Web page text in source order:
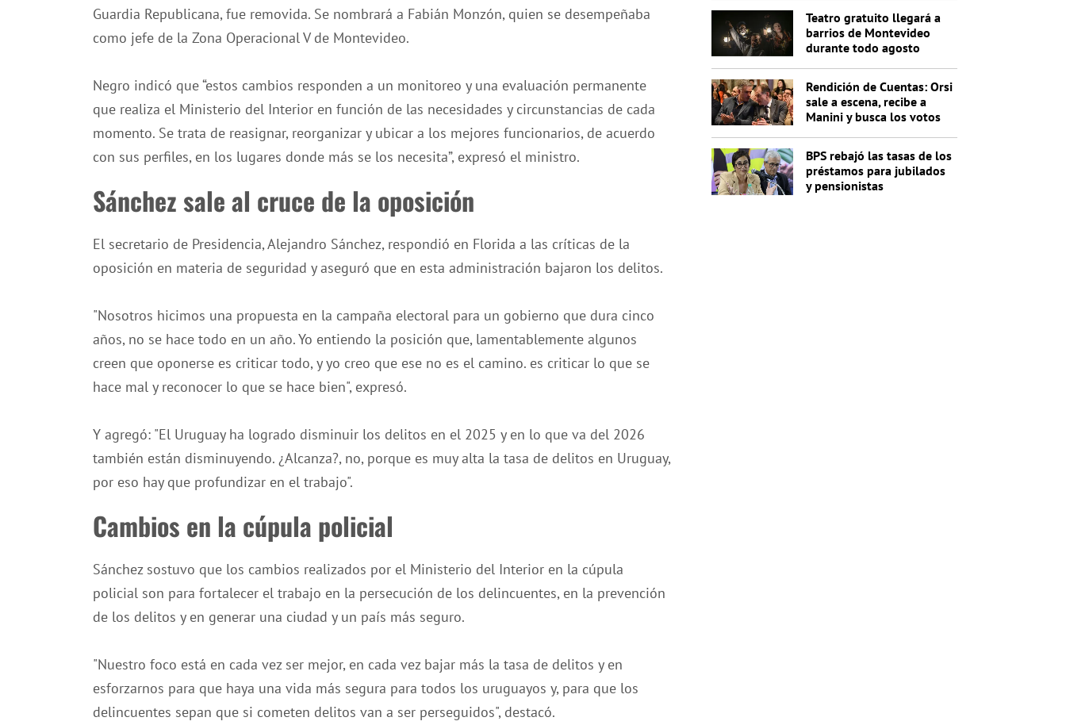
Guardia Republicana, fue removida. Se nombrará a Fabián Monzón, quien se desempeñaba
como jefe de la Zona Operacional V de Montevideo.
Negro indicó que “estos cambios responden a un monitoreo y una evaluación permanente
que realiza el Ministerio del Interior en función de las necesidades y circunstancias de cada
momento. Se trata de reasignar, reorganizar y ubicar a los mejores funcionarios, de acuerdo
con sus perfiles, en los lugares donde más se los necesita”, expresó el ministro.
Sánchez sale al cruce de la oposición
El secretario de Presidencia, Alejandro Sánchez, respondió en Florida a las críticas de la
oposición en materia de seguridad y aseguró que en esta administración bajaron los delitos.
"Nosotros hicimos una propuesta en la campaña electoral para un gobierno que dura cinco
años, no se hace todo en un año. Yo entiendo la posición que, lamentablemente algunos
creen que oponerse es criticar todo, y yo creo que ese no es el camino. es criticar lo que se
hace mal y reconocer lo que se hace bien", expresó.
Y agregó: "El Uruguay ha logrado disminuir los delitos en el 2025 y en lo que va del 2026
también están disminuyendo. ¿Alcanza?, no, porque es muy alta la tasa de delitos en Uruguay,
por eso hay que profundizar en el trabajo".
Cambios en la cúpula policial
Sánchez sostuvo que los cambios realizados por el Ministerio del Interior en la cúpula
policial son para fortalecer el trabajo en la persecución de los delincuentes, en la prevención
de los delitos y en generar una ciudad y un país más seguro.
"Nuestro foco está en cada vez ser mejor, en cada vez bajar más la tasa de delitos y en
esforzarnos para que haya una vida más segura para todos los uruguayos y, para que los
delincuentes sepan que si cometen delitos van a ser perseguidos", destacó.
Teatro gratuito llegará a
barrios de Montevideo
durante todo agosto
Rendición de Cuentas: Orsi
sale a escena, recibe a
Manini y busca los votos
BPS rebajó las tasas de los
préstamos para jubilados
y pensionistas